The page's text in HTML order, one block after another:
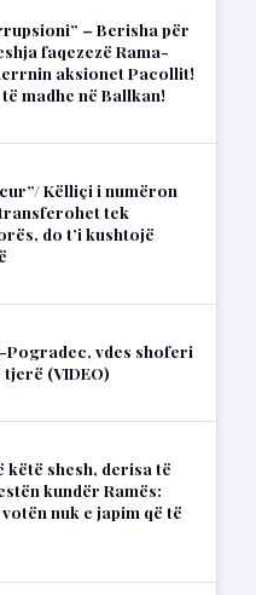
– Berisha për
faqezezë Rama-
aksionet Pacollit!
madhe në Ballkan!
Këlliçi i numëron
tek
do t’i kushtojë
vdes shoferi
(VIDEO)
këtë shesh, derisa të
kundër Ramës:
nuk e japim që të